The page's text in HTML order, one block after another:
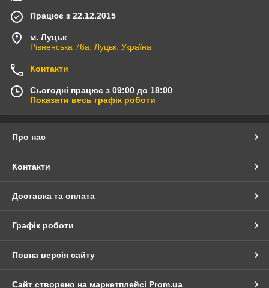
Працює з 22.12.2015
м. Луцьк
Рівненська 76а, Луцьк, Україна
Контакти
Сьогодні працює з 09:00 до 18:00
Показати весь графік роботи
Про нас
Контакти
Доставка та оплата
Графік роботи
Повна версія сайту
Сайт створено на маркетплейсі Prom.ua